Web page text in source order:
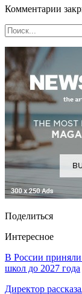
Комментарии
Поделиться
Интересное
В России приняли
школ до 2027 года
Директор